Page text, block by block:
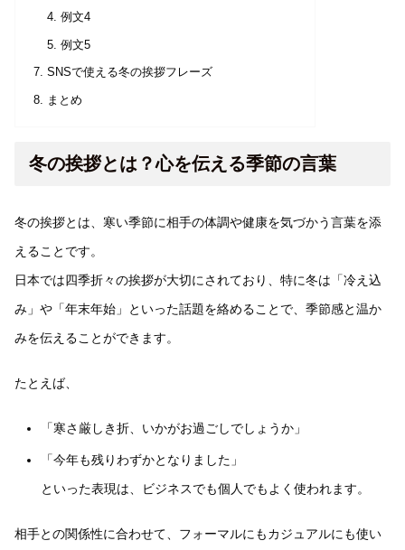
例文4
例文5
SNSで使える冬の挨拶フレーズ
まとめ
冬の挨拶とは？心を伝える季節の言葉
冬の挨拶とは、寒い季節に相手の体調や健康を気づかう言葉を添
えることです。
日本では四季折々の挨拶が大切にされており、特に冬は「冷え込
み」や「年末年始」といった話題を絡めることで、季節感と温か
みを伝えることができます。
たとえば、
「寒さ厳しき折、いかがお過ごしでしょうか」
「今年も残りわずかとなりました」
といった表現は、ビジネスでも個人でもよく使われます。
相手との関係性に合わせて、フォーマルにもカジュアルにも使い